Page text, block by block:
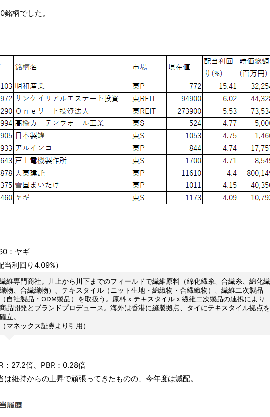
銘柄でした。
：ヤギ
当利回り4.09%）
繊維専門商社。川上から川下までのフィールドで繊維原料（綿化繊糸、合繊糸、綿化繊
織物、合繊織物）、テキスタイル（ニット生地・綿織物・合繊織物）、繊維二次製品
（自社製品・ODM製品）を取扱う。原料ｘテキスタイルｘ繊維二次製品の連携により
商品開発とブランドプロデュース。海外は香港に縫製拠点、タイにテキスタイル拠点を
確立。
（マネックス証券より引用）
：27.2倍、PBR：0.28倍
は維持からの上昇で頑張ってきたものの、今年度は減配。